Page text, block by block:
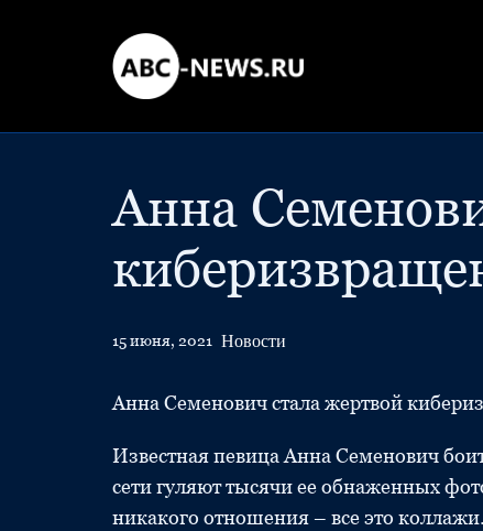
Анна
15 июня, 2021 Новости
Анна Семенович стала жертвой
Известная певица Анна Семенович
сети гуляют тысячи ее обнаженных
никакого отношения – все это